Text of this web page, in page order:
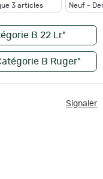
3 articles
Neuf -
B 22 Lr"
B Ruger"
Signaler